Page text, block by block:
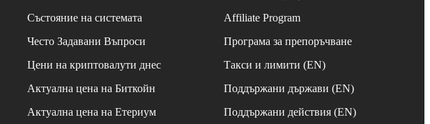
Състояние на системата
Често Задавани Въпроси
Цени на криптовалути днес
Актуална цена на Биткойн
Актуална цена на Етериум
Affiliate Program
Програма за препоръчване
Такси и лимити (EN)
Поддържани държави (EN)
Поддържани действия (EN)